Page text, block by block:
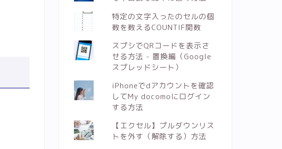
特定の文字入ったのセルの個
数を数えるCOUNTIF関数
スプシでQRコードを表示さ
せる方法 - 置換編（Google
スプレッドシート）
iPhoneでdアカウントを確認
してMy docomoにログイン
する方法
【エクセル】プルダウンリス
トを外す（解除する）方法